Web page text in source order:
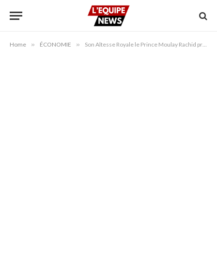
Home » ÉCONOMIE » Son Altesse Royale le Prince Moulay Rachid préside à Meknès l’ouverture de la 18ᵉ édition du Salon international de l’agriculture au Maroc.